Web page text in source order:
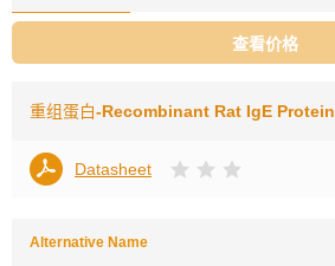
查看价格
重组蛋白-Recombinant Rat IgE Protein
Datasheet
Alternative Name